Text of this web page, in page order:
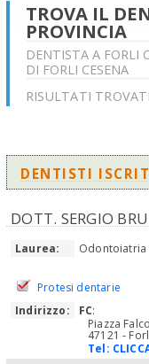
TROVA IL
PROVINCIA
DENTISTA A FORLI
DI FORLI CESENA
RISULTATI
DENTISTI
DOTT. SERGIO
Laurea: Odontoiatria
Protesi dentarie
Indirizzo:
FC:
Piazza
47121 -
Tel: